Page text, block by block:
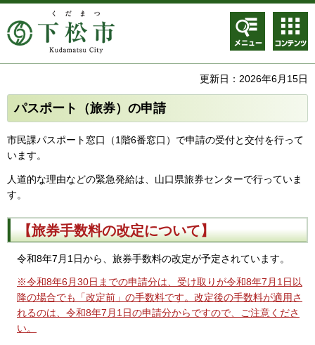
メニュ
ー
コンテ
ンツメ
ニュー
更新日：2026年6月15日
パスポート（旅券）の申請
市民課パスポート窓口（1階6番窓口）で申請の受付と交付を行って
います。
人道的な理由などの緊急発給は、山口県旅券センターで行っていま
す。
【旅券手数料の改定について】
令和8年7月1日から、旅券手数料の改定が予定されています。
※令和8年6月30日までの申請分は、受け取りが令和8年7月1日以
降の場合でも「改定前」の手数料です。 改定後の手数料が適用さ
れるのは、令和8年7月1日の申請分からですので、ご注意くださ
い。